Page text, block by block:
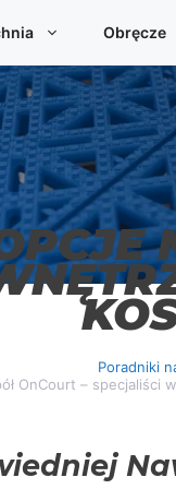
Obręcze
Poradniki
OnCourt – specjaliści